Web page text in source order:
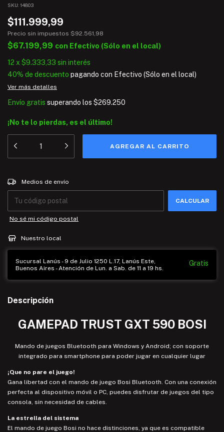
SKU: 14803
$111.999,99
Precio sin impuestos $92.561,98
$67.199,99 con Efectivo (Sólo en el local)
12 x $9.333,33 sin interés
40% de descuento pagando con Efectivo (Sólo en el local)
Ver más detalles
Envío gratis superando los $269.250
¡No te lo pierdas, es el último!
Entregas para el CP:
Medios de envío
CALCULAR
No sé mi código postal
Nuestro local
Sucursal Lanús - 9 de Julio 1250 L.17, Lanús Este,
Buenos Aires - Atención de Lun. a Sab. de 11 a 19 hs.
Gratis
Descripción
GAMEPAD TRUST GXT 590 BOSI
Mando de juegos Bluetooth para Windows y Android; con soporte
integrado para smartphone para poder jugar en cualquier lugar
¡Que no pare el juego!
Gana libertad con el mando de juego Bosi Bluetooth. Con una conexión
perfecta al dispositivo móvil o PC, puedes disfrutar de juegos del tipo
consola, sin necesidad de cables.
La estrella del sistema
El mando de juego Bosi no hace distinciones, ya que es compatible